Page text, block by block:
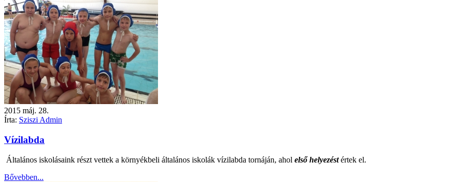
2015 máj. 28.
Írta: Sziszi Admin
Vízilabda
Általános iskolásaink részt vettek a környékbeli általános iskolák vízilabda tornáján, ahol első helyezéstértek el.
Bővebben...